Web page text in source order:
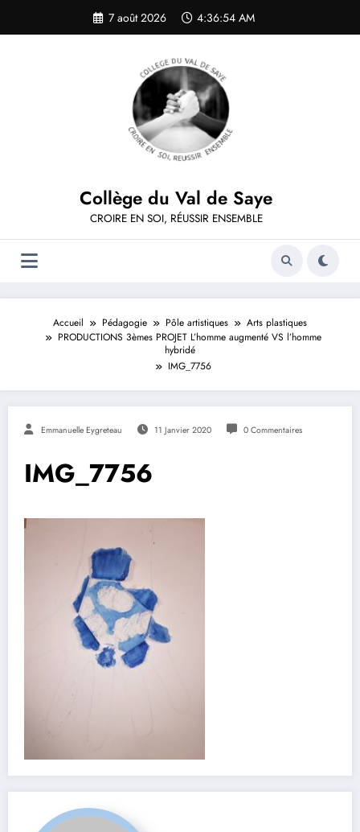
contenu
7 août 2026 4:36:54 AM
Collège du Val de Saye
CROIRE EN SOI, RÉUSSIR ENSEMBLE
Accueil Pédagogie Pôle artistiques
Arts plastiques
PRODUCTIONS 3èmes PROJET L’homme augmenté VS l’homme
hybridé
IMG_7756
Emmanuelle Eygreteau 11 Janvier 2020 0 Commentaires
IMG_7756